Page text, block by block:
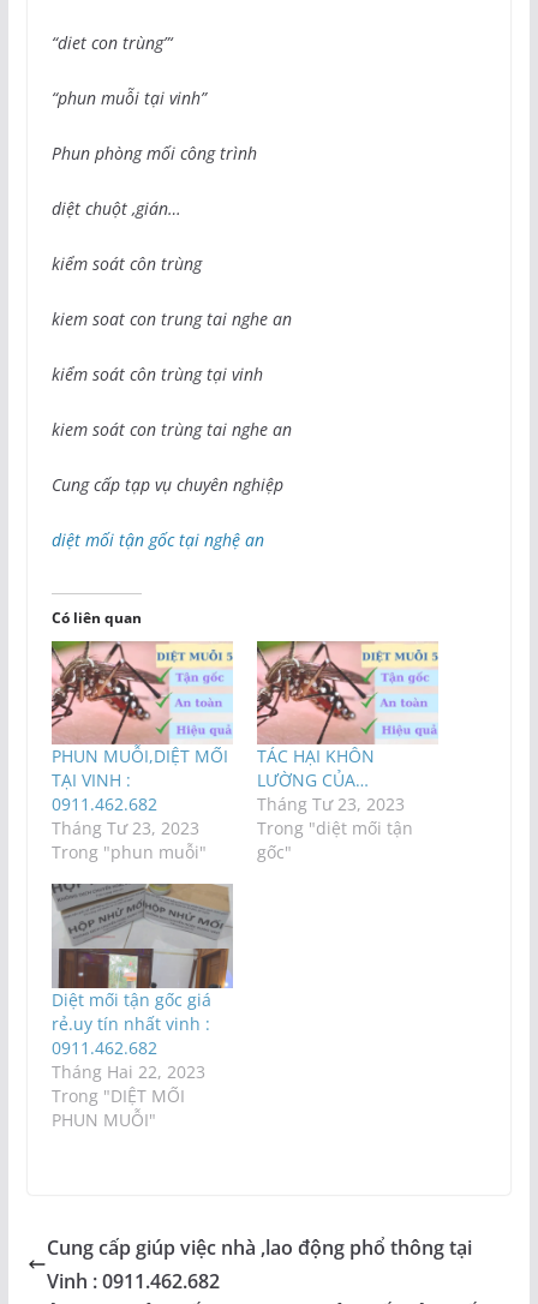
“diet con trùng”‘
“phun muỗi tại vinh”
Phun phòng mối công trình
diệt chuột ,gián…
kiểm soát côn trùng
kiem soat con trung tai nghe an
kiểm soát côn trùng tại vinh
kiem soát con trùng tai nghe an
Cung cấp tạp vụ chuyên nghiệp
diệt mối tận gốc tại nghệ an
Có liên quan
PHUN MUỖI,DIỆT MỐI
TẠI VINH :
0911.462.682
Tháng Tư 23, 2023
Trong "phun muỗi"
TÁC HẠI KHÔN
LƯỜNG CỦA…
Tháng Tư 23, 2023
Trong "diệt mối tận
gốc"
Diệt mối tận gốc giá
rẻ.uy tín nhất vinh :
0911.462.682
Tháng Hai 22, 2023
Trong "DIỆT MỐI
PHUN MUỖI"
Cung cấp giúp việc nhà ,lao động phổ thông tại
Vinh : 0911.462.682